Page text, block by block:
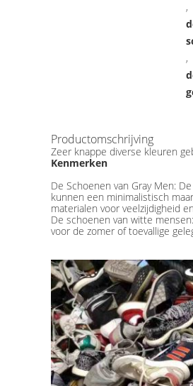
,
,
Productomschrijving
Zeer knappe diverse kleuren
Kenmerken
De Schoenen van Gray Men:
kunnen een minimalistisch
materialen voor veelzijdigheid
De schoenen van witte
voor de zomer of toevallige